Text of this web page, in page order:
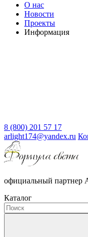
О нас
Новости
Проекты
Информация
8 (800) 201 57 17
arlight174@yandex.ru
официальный партнер
Каталог